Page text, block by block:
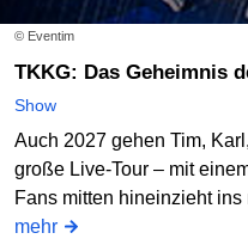
© Eventim
TKKG: Das Geheimnis
Show
Auch 2027 gehen Tim,
große Live-Tour – mit
Fans mitten hineinzieht
mehr